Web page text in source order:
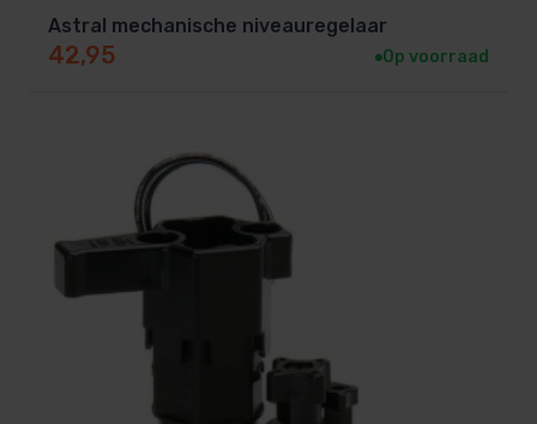
Astral mechanische niveauregelaar
42,95 Op voorraad